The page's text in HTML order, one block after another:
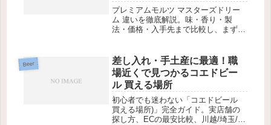
プレミアムモルツ マスターズドリー
ム 違いを徹底解説。味・香り・製
法・価格・入手先まで比較し、まず
Beer
差し入れ・手土産に最適！職
場近くで見つかるコエドビー
ル 買える場所
初心者でも迷わない「コエドビール
買える場所)」完全ガイド。実店舗の
探し方、ECの最安比較、川越/埼玉/東